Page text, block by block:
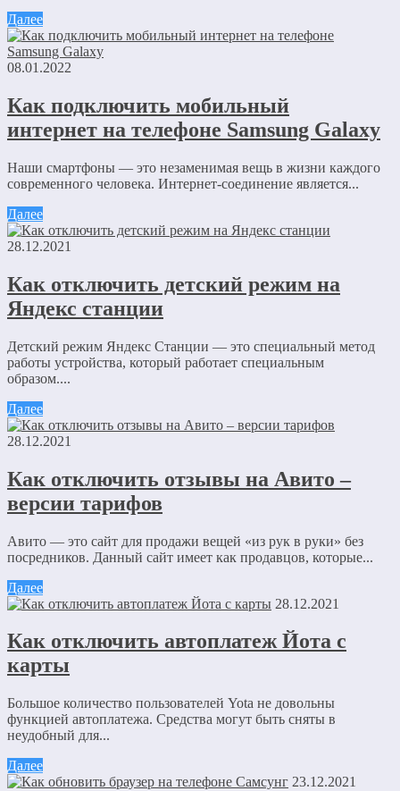
Далее
08.01.2022
Как подключить мобильный
интернет на телефоне Samsung Galaxy
Наши смартфоны — это незаменимая вещь в жизни каждого
современного человека. Интернет-соединение является...
Далее
28.12.2021
Как отключить детский режим на
Яндекс станции
Детский режим Яндекс Станции — это специальный метод
работы устройства, который работает специальным
образом....
Далее
28.12.2021
Как отключить отзывы на Авито –
версии тарифов
Авито — это сайт для продажи вещей «из рук в руки» без
посредников. Данный сайт имеет как продавцов, которые...
Далее
28.12.2021
Как отключить автоплатеж Йота с
карты
Большое количество пользователей Yota не довольны
функцией автоплатежа. Средства могут быть сняты в
неудобный для...
Далее
23.12.2021